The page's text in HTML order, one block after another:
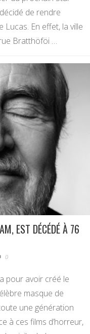
de rendre
Lucas. En effet, la ville
Bratthöföi …
EST DÉCÉDÉ À 76
0
pour avoir créé le
masque de
une génération
à ces films d’horreur,